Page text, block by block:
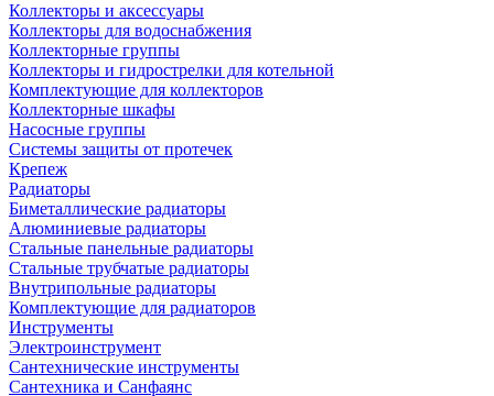
Коллекторы и аксессуары
Коллекторы для водоснабжения
Коллекторные группы
Коллекторы и гидрострелки для котельной
Комплектующие для коллекторов
Коллекторные шкафы
Насосные группы
Системы защиты от протечек
Крепеж
Радиаторы
Биметаллические радиаторы
Алюминиевые радиаторы
Стальные панельные радиаторы
Стальные трубчатые радиаторы
Внутрипольные радиаторы
Комплектующие для радиаторов
Инструменты
Электроинструмент
Сантехнические инструменты
Сантехника и Санфаянс